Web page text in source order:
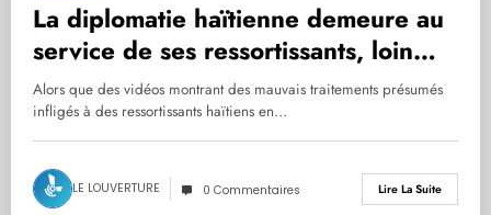
La diplomatie haïtienne demeure au
service de ses ressortissants, loin
des polémiques
Alors que des vidéos montrant des mauvais traitements présumés
infligés à des ressortissants haïtiens en…
LE LOUVERTURE 0 Commentaires Lire La Suite